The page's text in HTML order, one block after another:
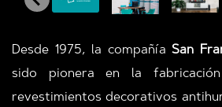
Desde 1975, la compañía San
sido pionera en la
revestimientos decorativos